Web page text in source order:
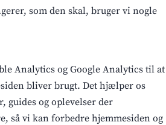
som den skal, bruger vi nogle
Analytics og Google Analytics til at
bliver brugt. Det hjælper os
guides og oplevelser der
så vi kan forbedre hjemmesiden og